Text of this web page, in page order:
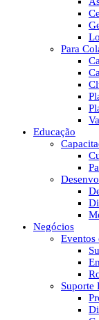
Para
Educação
Negócios
Eventos
Suporte